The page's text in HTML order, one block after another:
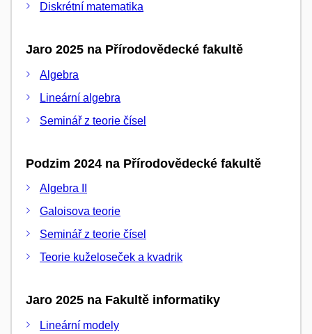
Diskrétní matematika
Jaro 2025 na Přírodovědecké fakultě
Algebra
Lineární algebra
Seminář z teorie čísel
Podzim 2024 na Přírodovědecké fakultě
Algebra II
Galoisova teorie
Seminář z teorie čísel
Teorie kuželoseček a kvadrik
Jaro 2025 na Fakultě informatiky
Lineární modely